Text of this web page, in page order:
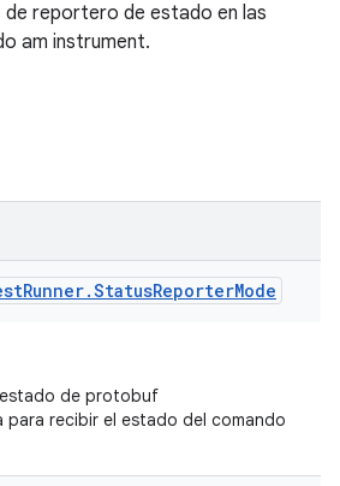
de reportero de estado en las
am instrument.
Runner.StatusReporterMode
de protobuf
recibir el estado del comando